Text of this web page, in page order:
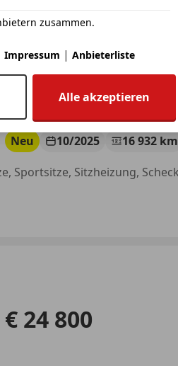
€ 56 800
Neu 10/2025 16 932 km
€ 24 800
zusammen.
Impressum | Anbieterliste
Alle akzeptieren